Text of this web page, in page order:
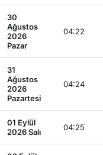
30
Ağustos
2026
Pazar
04:22
31
Ağustos
2026
Pazartesi
04:24
01 Eylül
2026 Salı
04:25